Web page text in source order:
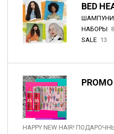
BED
ШАМПУНИ
НАБОРЫ 8
SALE 13
HAPPY NEW HAIR!